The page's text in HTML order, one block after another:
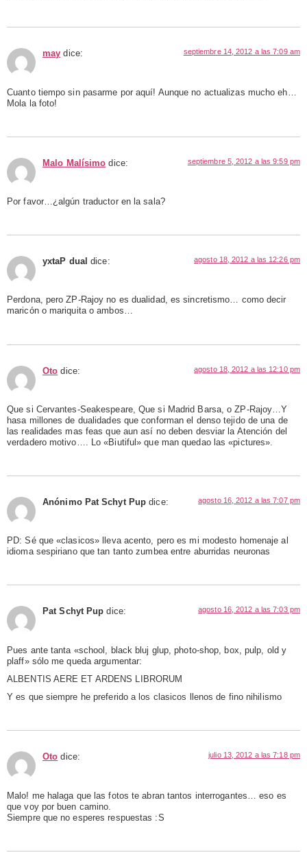
may dice: septiembre 14, 2012 a las 7:09 am
Cuanto tiempo sin pasarme por aquí! Aunque no actualizas mucho eh…
Mola la foto!
Malo Malísimo dice: septiembre 5, 2012 a las 9:59 pm
Por favor…¿algún traductor en la sala?
yxtaP dual dice: agosto 18, 2012 a las 12:26 pm
Perdona, pero ZP-Rajoy no es dualidad, es sincretismo… como decir
maricón o mariquita o ambos…
Oto dice: agosto 18, 2012 a las 12:10 pm
Que si Cervantes-Seakespeare, Que si Madrid Barsa, o ZP-Rajoy…Y
hasa millones de dualidades que conforman el denso tejido de una de
las realidades mas feas que aun así no deben desviar la Atención del
verdadero motivo…. Lo «Biutiful» que man quedao las «pictures».
Anónimo Pat Schyt Pup dice: agosto 16, 2012 a las 7:07 pm
PD: Sé que «clasicos» lleva acento, pero es mi modesto homenaje al
idioma sespiriano que tan tanto zumbea entre aburridas neuronas
Pat Schyt Pup dice: agosto 16, 2012 a las 7:03 pm
Pues ante tanta «school, black bluj glup, photo-shop, box, pulp, old y
plaff» sólo me queda argumentar:
ALBENTIS AERE ET ARDENS LIBRORUM
Y es que siempre he preferido a los clasicos llenos de fino nihilismo
Oto dice: julio 13, 2012 a las 7:18 pm
Malo! me halaga que las fotos te abran tantos interrogantes… eso es
que voy por buen camino.
Siempre que no esperes respuestas :S